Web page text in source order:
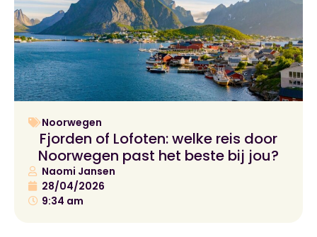
Noorwegen
Fjorden of Lofoten: welke reis door
Noorwegen past het beste bij jou?
Naomi Jansen
28/04/2026
9:34 am